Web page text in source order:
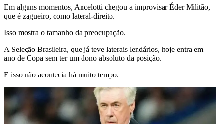
Em alguns momentos, Ancelotti chegou a improvisar Éder Militão,
que é zagueiro, como lateral-direito.
Isso mostra o tamanho da preocupação.
A Seleção Brasileira, que já teve laterais lendários, hoje entra em
ano de Copa sem ter um dono absoluto da posição.
E isso não acontecia há muito tempo.